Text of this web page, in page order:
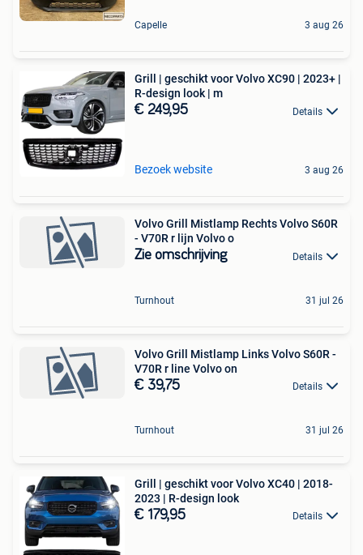
Capelle 3 aug 26
Grill | geschikt voor Volvo XC90 | 2023+ |
R-design look | m
€ 249,95 Details
Bezoek website 3 aug 26
Volvo Grill Mistlamp Rechts Volvo S60R
- V70R r lijn Volvo o
Zie omschrijving Details
Turnhout 31 jul 26
Volvo Grill Mistlamp Links Volvo S60R -
V70R r line Volvo on
€ 39,75 Details
Turnhout 31 jul 26
Grill | geschikt voor Volvo XC40 | 2018-
2023 | R-design look
€ 179,95 Details